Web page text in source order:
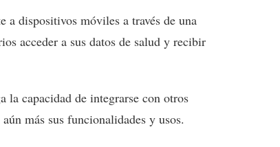
a dispositivos móviles a través de una
acceder a sus datos de salud y recibir
la capacidad de integrarse con otros
más sus funcionalidades y usos.